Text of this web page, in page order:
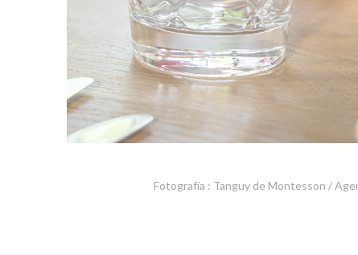
Fotografía : Tanguy de Montesson /